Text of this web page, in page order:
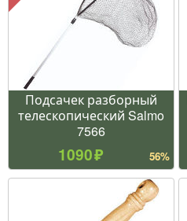
Подсачек разборный
телескопический Salmo
7566
1090 56%